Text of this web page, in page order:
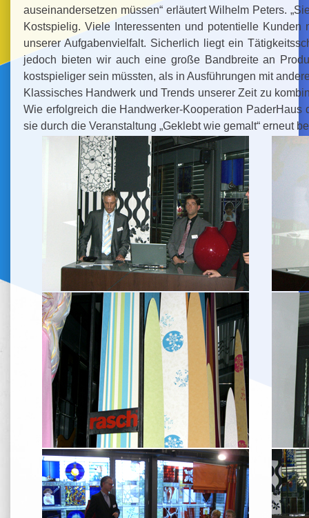
auseinandersetzen müssen“ erläutert Wilhelm Peters.
Kostspielig. Viele Interessenten und potentielle
unserer Aufgabenvielfalt. Sicherlich liegt ein
jedoch bieten wir auch eine große Bandbreite an
kostspieliger sein müssten, als in Ausführungen mit
Klassisches Handwerk und Trends unserer Zeit zu
Wie erfolgreich die Handwerker-Kooperation PaderHaus
sie durch die Veranstaltung „Geklebt wie gemalt“ erneut